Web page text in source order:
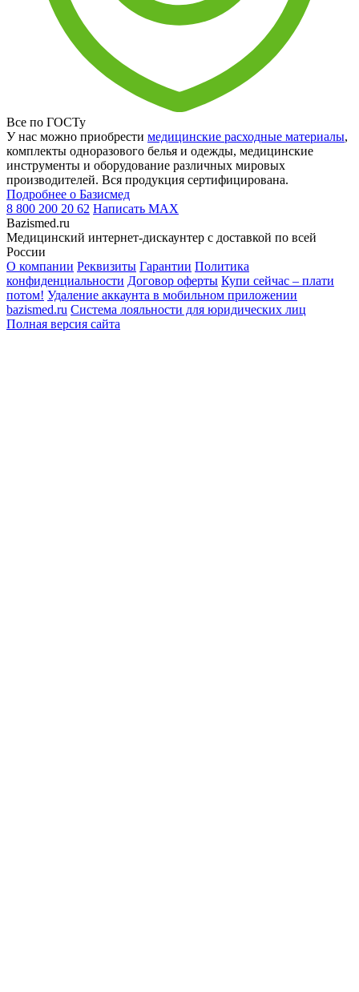
Все по ГОСТу
У нас можно приобрести медицинские расходные материалы,
комплекты одноразового белья и одежды, медицинские
инструменты и оборудование различных мировых
производителей. Вся продукция сертифицирована.
Подробнее о Базисмед
8 800 200 20 62 Написать MAX
Bazismed.ru
Медицинский интернет-дискаунтер с доставкой по всей
России
О компании Реквизиты Гарантии Политика
конфиденциальности Договор оферты Купи сейчас – плати
потом! Удаление аккаунта в мобильном приложении
bazismed.ru Система лояльности для юридических лиц
Полная версия сайта